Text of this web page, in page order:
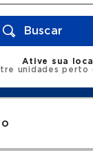
Buscar
Ative sua
unidades perto